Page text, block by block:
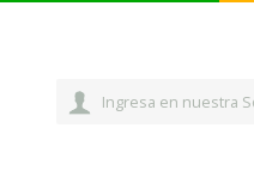
Ingresa en nuestra